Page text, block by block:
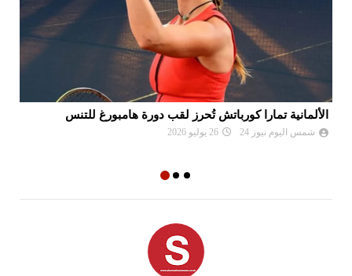
الألمانية تمارا كورباتش تُحرز لقب دورة هامبورغ للتنس
شمس اليوم نيوز 24 26 يوليو 2026